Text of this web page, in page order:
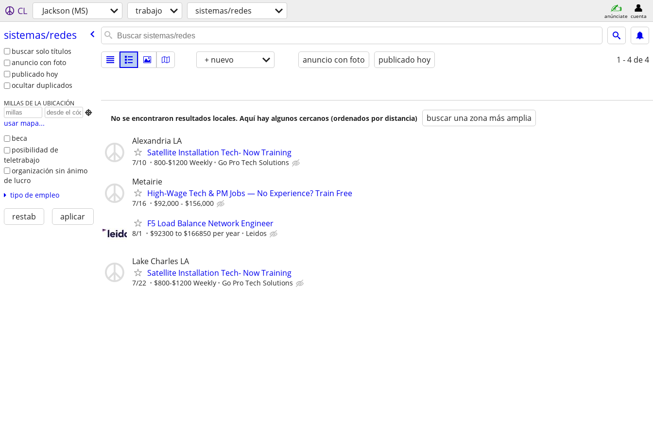
CL Jackson (MS) trabajo sistemas/redes anúnciate cuenta
sistemas/​redes
buscar solo títulos
anuncio con foto
publicado hoy
ocultar duplicados
MILLAS DE LA UBICACIÓN

usar mapa...
beca
posibilidad de
teletrabajo
organización sin ánimo
de lucro
tipo de empleo
restab aplicar
+ nuevo anuncio con foto publicado hoy 1 - 4 de 4
No se encontraron resultados locales. Aquí hay algunos cercanos (ordenados por distancia) buscar una zona más amplia
Alexandria LA
Satellite Installation Tech- Now Training
7/10 800-$1200 Weekly Go Pro Tech Solutions
Metairie
High-Wage Tech & PM Jobs — No Experience? Train Free
7/16 $92,000 - $156,000
F5 Load Balance Network Engineer
8/1 $92300 to $166850 per year Leidos
Lake Charles LA
Satellite Installation Tech- Now Training
7/22 $800-$1200 Weekly Go Pro Tech Solutions